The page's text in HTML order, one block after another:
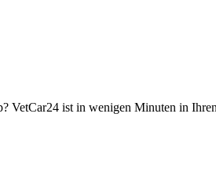
VetCar24 ist in wenigen Minuten in